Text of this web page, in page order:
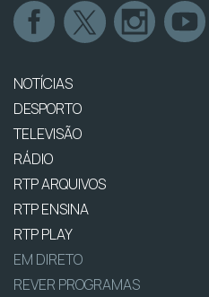
NOTÍCIAS
DESPORTO
TELEVISÃO
RÁDIO
RTP ARQUIVOS
RTP ENSINA
RTP PLAY
EM DIRETO
REVER PROGRAMAS